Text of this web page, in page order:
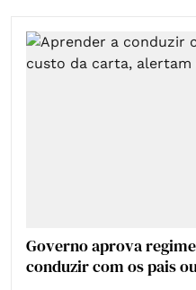
Governo aprova
conduzir com os pais